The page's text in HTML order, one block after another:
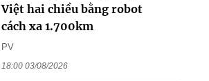
Việt hai chiều bằng robot
cách xa 1.700km
PV
18:00 03/08/2026